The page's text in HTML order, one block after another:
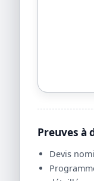
Preuves à
Devis